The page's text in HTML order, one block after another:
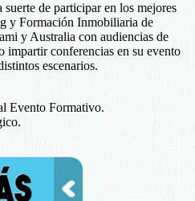
de participar en los mejores
y Formación Inmobiliaria de
y Australia con audiencias de
impartir conferencias en su evento
escenarios.
Evento Formativo.